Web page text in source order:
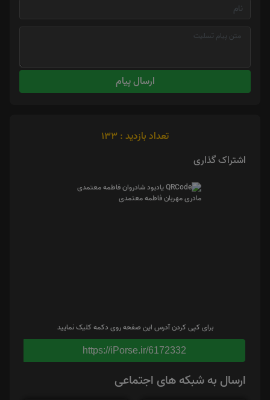
ارسال پیام
تعداد بازدید : 133
اشتراک گذاری
برای کپی کردن آدرس این صفحه روی دکمه کلیک نمایید
https://iPorse.ir/6172332
ارسال به شبکه های اجتماعی